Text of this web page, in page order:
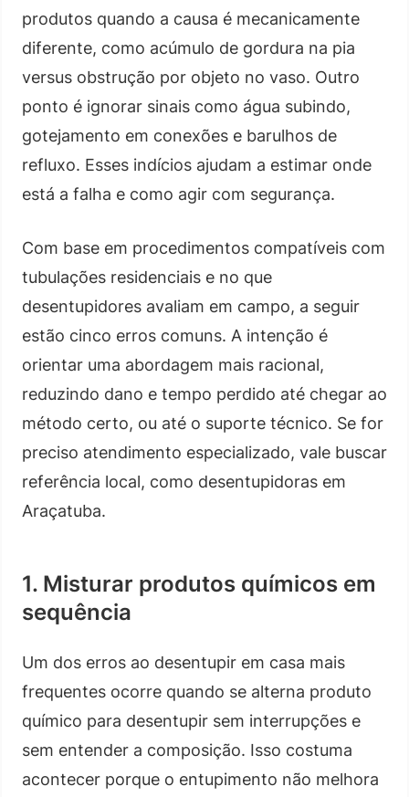
produtos quando a causa é mecanicamente
diferente, como acúmulo de gordura na pia
versus obstrução por objeto no vaso. Outro
ponto é ignorar sinais como água subindo,
gotejamento em conexões e barulhos de
refluxo. Esses indícios ajudam a estimar onde
está a falha e como agir com segurança.
Com base em procedimentos compatíveis com
tubulações residenciais e no que
desentupidores avaliam em campo, a seguir
estão cinco erros comuns. A intenção é
orientar uma abordagem mais racional,
reduzindo dano e tempo perdido até chegar ao
método certo, ou até o suporte técnico. Se for
preciso atendimento especializado, vale buscar
referência local, como desentupidoras em
Araçatuba.
1. Misturar produtos químicos em
sequência
Um dos erros ao desentupir em casa mais
frequentes ocorre quando se alterna produto
químico para desentupir sem interrupções e
sem entender a composição. Isso costuma
acontecer porque o entupimento não melhora